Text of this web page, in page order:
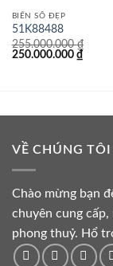
BIỂN SỐ ĐẸP
51K88488
255.000.000₫
Giá
250.000.000 ₫Giá
hiện
VỀ CHÚNG TÔI
Chào mừng bạn
chuyên cung
phong thuỷ. Hổ